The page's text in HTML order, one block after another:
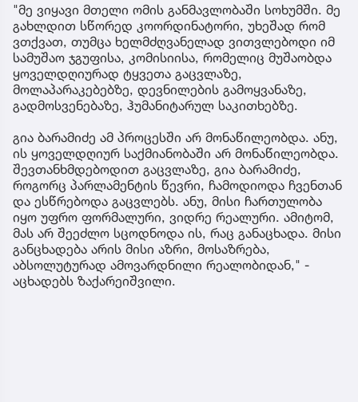
"მე ვიყავი მთელი ომის განმავლობაში სოხუმში. მე
გახლდით სწორედ კოორდინატორი, უხეშად რომ
ვთქვათ, თუმცა ხელმძღვანელად ვითვლებოდი იმ
სამუშაო ჯგუფისა, კომისიისა, რომელიც მუშაობდა
ყოველდღიურად ტყვეთა გაცვლაზე,
მოლაპარაკებებზე, დევნილების გამოყვანაზე,
გადმოსვენებაზე, ჰუმანიტარულ საკითხებზე.
გია ბარამიძე ამ პროცესში არ მონაწილეობდა. ანუ,
ის ყოველდღიურ საქმიანობაში არ მონაწილეობდა.
შევთანხმდებოდით გაცვლაზე, გია ბარამიძე,
როგორც პარლამენტის წევრი, ჩამოდიოდა ჩვენთან
და ესწრებოდა გაცვლებს. ანუ, მისი ჩართულობა
იყო უფრო ფორმალური, ვიდრე რეალური. ამიტომ,
მას არ შეეძლო სცოდნოდა ის, რაც განაცხადა. მისი
განცხადება არის მისი აზრი, მოსაზრება,
აბსოლუტურად ამოვარდნილი რეალობიდან," -
აცხადებს ზაქარეიშვილი.